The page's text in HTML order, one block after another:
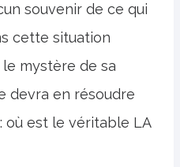
souvenir de ce qui
cette situation
mystère de sa
devra en résoudre
où est le véritable LA